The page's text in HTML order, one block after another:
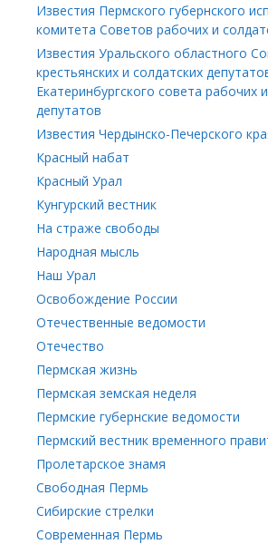
Известия Пермского губернского
комитета Советов рабочих и
Известия Уральского областного
крестьянских и солдатских
Екатеринбургского совета рабочих
депутатов
Известия Чердынско-Печерского
Красный набат
Красный Урал
Кунгурский вестник
На страже свободы
Народная мысль
Наш Урал
Освобождение России
Отечественные ведомости
Отечество
Пермская жизнь
Пермская земская неделя
Пермские губернские ведомости
Пермский вестник временного
Пролетарское знамя
Свободная Пермь
Сибирские стрелки
Современная Пермь